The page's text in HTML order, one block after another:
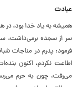
عبادت
همیشه به یاد خدا بود، در
سر از سجده برمى‌‏داشت،
فرمود: پدرم در مناجات
اطاعت نکردم، اکنون
مى‌‏رفت، چون به حرم